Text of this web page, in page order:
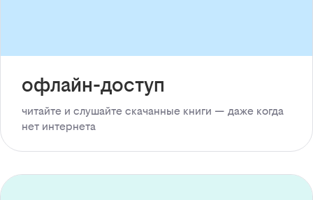
офлайн-доступ
читайте и слушайте скачанные книги — даже когда
нет интернета